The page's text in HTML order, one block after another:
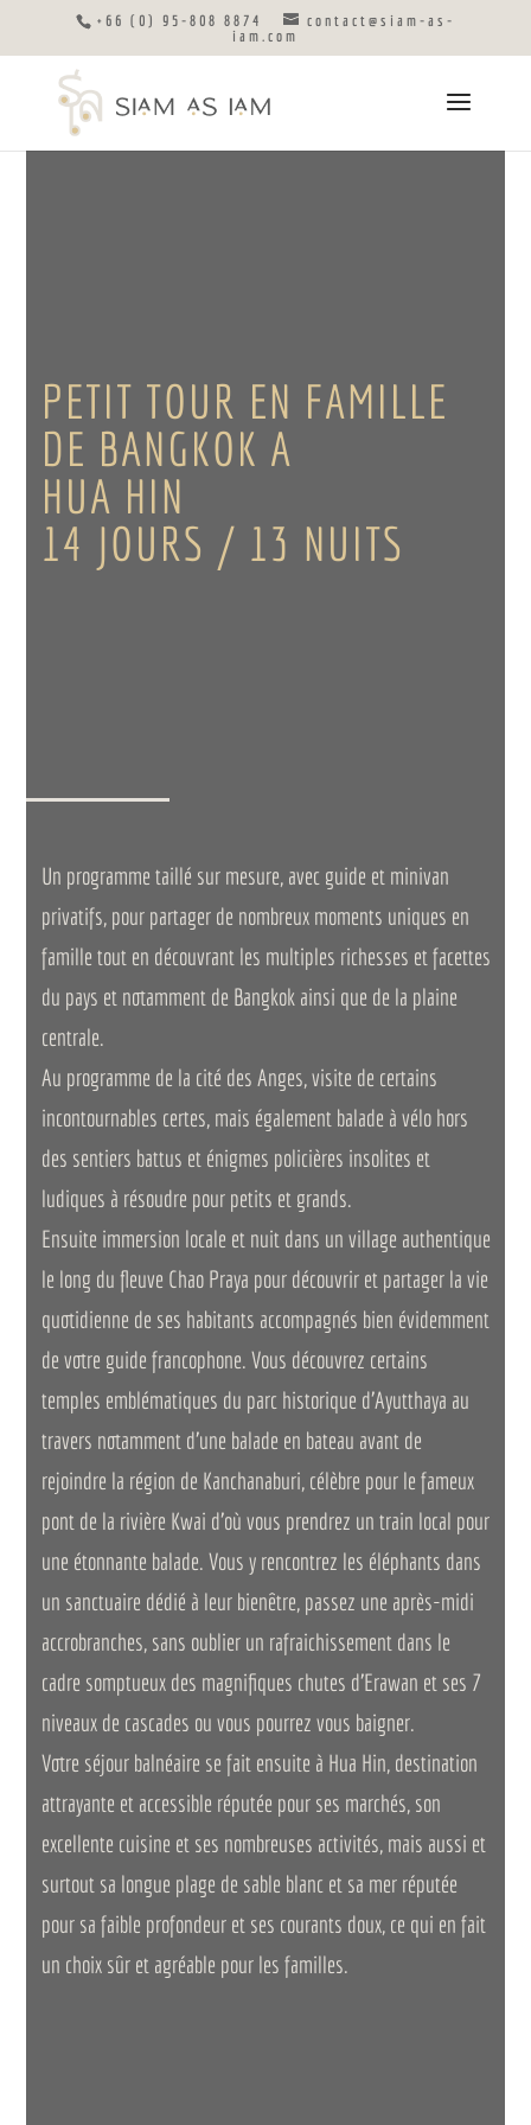
+66 (0) 95-808 8874
contact@siam-as-
iam.com
PETIT TOUR EN FAMILLE
DE BANGKOK A
HUA HIN
14 JOURS / 13 NUITS
Un programme taillé sur mesure, avec guide et minivan
privatifs, pour partager de nombreux moments uniques en
famille tout en découvrant les multiples richesses et facettes
du pays et notamment de Bangkok ainsi que de la plaine
centrale.
Au programme de la cité des Anges, visite de certains
incontournables certes, mais également balade à vélo hors
des sentiers battus et énigmes policières insolites et
ludiques à résoudre pour petits et grands.
Ensuite immersion locale et nuit dans un village authentique
le long du fleuve Chao Praya pour découvrir et partager la vie
quotidienne de ses habitants accompagnés bien évidemment
de votre guide francophone. Vous découvrez certains
temples emblématiques du parc historique d’Ayutthaya au
travers notamment d’une balade en bateau avant de
rejoindre la région de Kanchanaburi, célèbre pour le fameux
pont de la rivière Kwai d’où vous prendrez un train local pour
une étonnante balade. Vous y rencontrez les éléphants dans
un sanctuaire dédié à leur bienêtre, passez une après-midi
accrobranches, sans oublier un rafraichissement dans le
cadre somptueux des magnifiques chutes d’Erawan et ses 7
niveaux de cascades ou vous pourrez vous baigner.
Votre séjour balnéaire se fait ensuite à Hua Hin, destination
attrayante et accessible réputée pour ses marchés, son
excellente cuisine et ses nombreuses activités, mais aussi et
surtout sa longue plage de sable blanc et sa mer réputée
pour sa faible profondeur et ses courants doux, ce qui en fait
un choix sûr et agréable pour les familles.